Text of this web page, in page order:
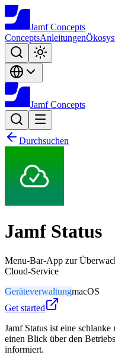
Jamf Concepts
ConceptsAnleitungen
Jamf Concepts
Durchsuchen
Jamf Status
Menu-Bar-App zur
Cloud-Service
GeräteverwaltungmacOS
Get started
Jamf Status ist eine
einen Blick über den
informiert.